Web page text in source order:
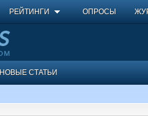
РЕЙТИНГИ ОПРОСЫ
НОВЫЕ СТАТЬИ